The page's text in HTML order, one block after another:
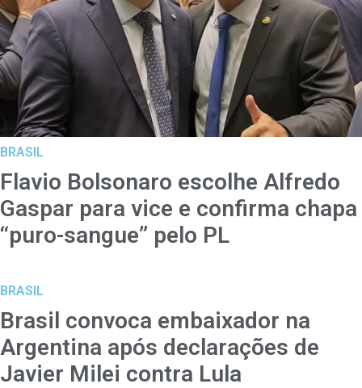
BRASIL
Flavio Bolsonaro escolhe Alfredo
Gaspar para vice e confirma chapa
“puro-sangue” pelo PL
BRASIL
Brasil convoca embaixador na
Argentina após declarações de
Javier Milei contra Lula